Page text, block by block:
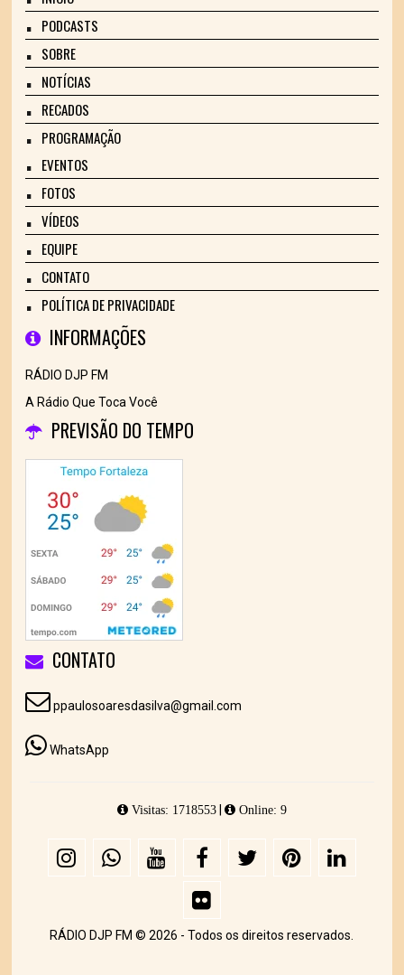
PODCASTS
SOBRE
NOTÍCIAS
RECADOS
PROGRAMAÇÃO
EVENTOS
FOTOS
VÍDEOS
EQUIPE
CONTATO
POLÍTICA DE PRIVACIDADE
INFORMAÇÕES
RÁDIO DJP FM
A Rádio Que Toca Você
PREVISÃO DO TEMPO
CONTATO
ppaulosoaresdasilva@gmail.com
WhatsApp
Visitas: 1718553| Online: 9
RÁDIO DJP FM © 2026 - Todos os direitos reservados.